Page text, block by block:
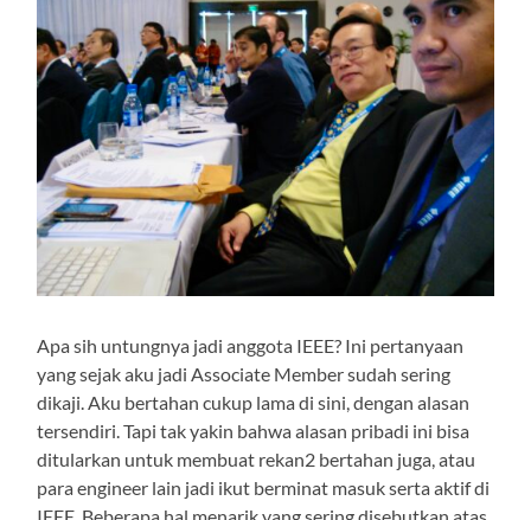
Apa sih untungnya jadi anggota IEEE? Ini pertanyaan
yang sejak aku jadi Associate Member sudah sering
dikaji. Aku bertahan cukup lama di sini, dengan alasan
tersendiri. Tapi tak yakin bahwa alasan pribadi ini bisa
ditularkan untuk membuat rekan2 bertahan juga, atau
para engineer lain jadi ikut berminat masuk serta aktif di